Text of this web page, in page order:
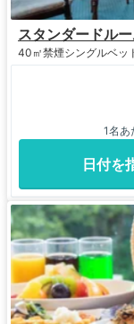
スタンダードル
40㎡禁煙シングルベッ
1名あ
日付を